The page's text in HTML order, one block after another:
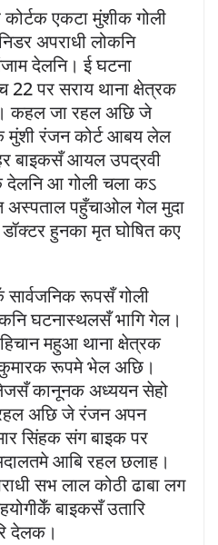
कोर्टक एकटा मुंशीक गोली
अपराधी लोकनि
देलनि। ई घटना
22 पर सराय थाना क्षेत्रक
कहल जा रहल अछि जे
मुंशी रंजन कोर्ट आबय लेल
बाइकसँ आयल उपद्रवी
देलनि आ गोली चला कऽ
अस्पताल पहुँचाओल गेल मुदा
हुनका मृत घोषित कए
रूपसँ गोली
घटनास्थलसँ भागि गेल।
महुआ थाना क्षेत्रक
रूपमे भेल अछि।
कानूनक अध्ययन सेहो
अछि जे रंजन अपन
सिंहक संग बाइक पर
आबि रहल छलाह।
सभ लाल कोठी ढाबा लग
बाइकसँ उतारि
देलक।